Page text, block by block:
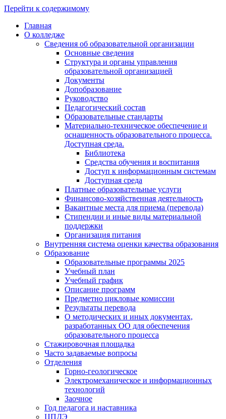
Перейти к содержимому
Главная
О колледже
Сведения об образовательной организации
Основные сведения
Структура и органы управления
образовательной организацией
Документы
Допобразование
Руководство
Педагогический состав
Образовательные стандарты
Материально-техническое обеспечение и
оснащенность образовательного процесса.
Доступная среда.
Библиотека
Средства обучения и воспитания
Доступ к информационным системам
Доступная среда
Платные образовательные услуги
Финансово-хозяйственная деятельность
Вакантные места для приема (перевода)
Стипендии и иные виды материальной
поддержки
Организация питания
Внутренняя система оценки качества образования
Образование
Образовательные программы 2025
Учебный план
Учебный график
Описание программ
Предметно цикловые комиссии
Результаты перевода
О методических и иных документах,
разработанных ОО для обеспечения
образовательного процесса
Стажировочная площадка
Часто задаваемые вопросы
Отделения
Горно-геологическое
Электромеханическое и информационных
технологий
Заочное
Год педагога и наставника
ЦПДЭ